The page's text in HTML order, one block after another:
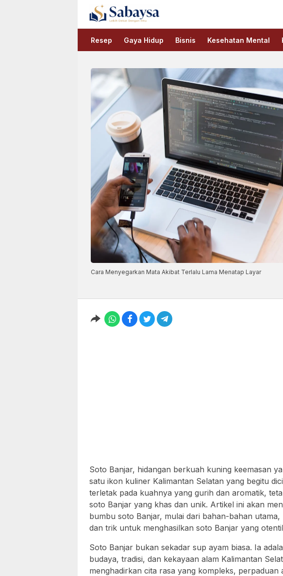
Sabaysa
Lebih Dekat Dengan Ilmu
Resep Gaya Hidup Bisnis Kesehatan Mental
Cara Menyegarkan Mata Akibat Terlalu Lama Menatap Layar
Soto Banjar, hidangan berkuah kuning keemasan
satu ikon kuliner Kalimantan Selatan yang begitu
terletak pada kuahnya yang gurih dan aromatik,
soto Banjar yang khas dan unik. Artikel ini akan
bumbu soto Banjar, mulai dari bahan-bahan
dan trik untuk menghasilkan soto Banjar yang
Soto Banjar bukan sekadar sup ayam biasa. Ia
budaya, tradisi, dan kekayaan alam Kalimantan
menghadirkan cita rasa yang kompleks, perpaduan